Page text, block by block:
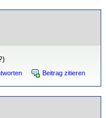
Beitrag zitieren